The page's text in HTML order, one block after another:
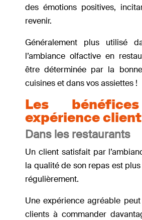
des émotions positives,
revenir.
Généralement plus utilisé
l’ambiance olfactive en
être déterminée par la
cuisines et dans vos assiettes !
Les
expérience
Dans les restaurants
Un client satisfait par
la qualité de son repas est
régulièrement.
Une expérience agréable
clients à commander